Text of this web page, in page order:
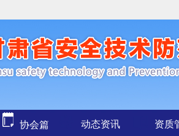
协会篇 动态资讯 资质